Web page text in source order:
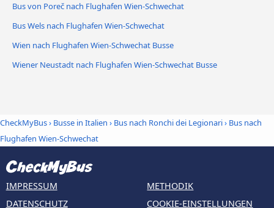
Bus von Poreč nach Flughafen Wien-Schwechat
Bus Wels nach Flughafen Wien-Schwechat
Wien nach Flughafen Wien-Schwechat Busse
Wiener Neustadt nach Flughafen Wien-Schwechat Busse
CheckMyBus› Busse in Italien › Bus nach Ronchi dei Legionari› Bus nach
Flughafen Wien-Schwechat
IMPRESSUM
DATENSCHUTZ
METHODIK
COOKIE-EINSTELLUNGEN